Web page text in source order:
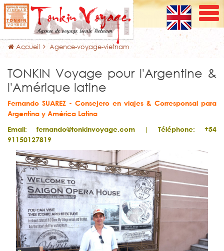
Accueil Agence-voyage-vietnam
TONKIN Voyage pour l'Argentine &
l'Amérique latine
Fernando SUAREZ - Consejero en viajes & Corresponsal para
Argentina y América Latina
Email: fernando@tonkinvoyage.com | Téléphone: +54
91150127819